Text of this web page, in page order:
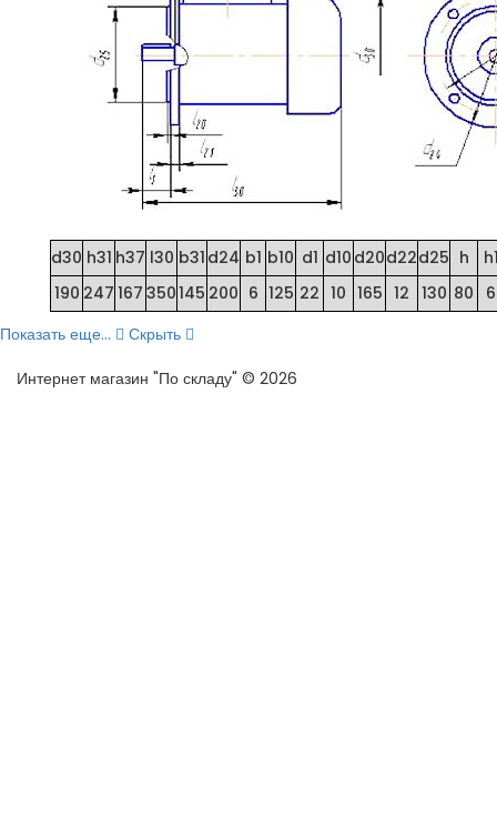
d30 h31 h37 l30 b31 d24 b1 b10 d1 d10 d20d22d25 h
190 247 167 350145 200 6 125 22 10 165 12 130 80
6
Показать еще...
Скрыть
Интернет магазин "По складу" © 2026